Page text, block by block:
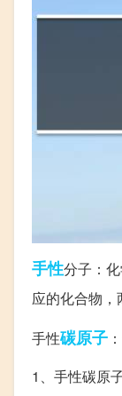
手性分子：
应的化合物，
手性碳原子
1、手性碳原